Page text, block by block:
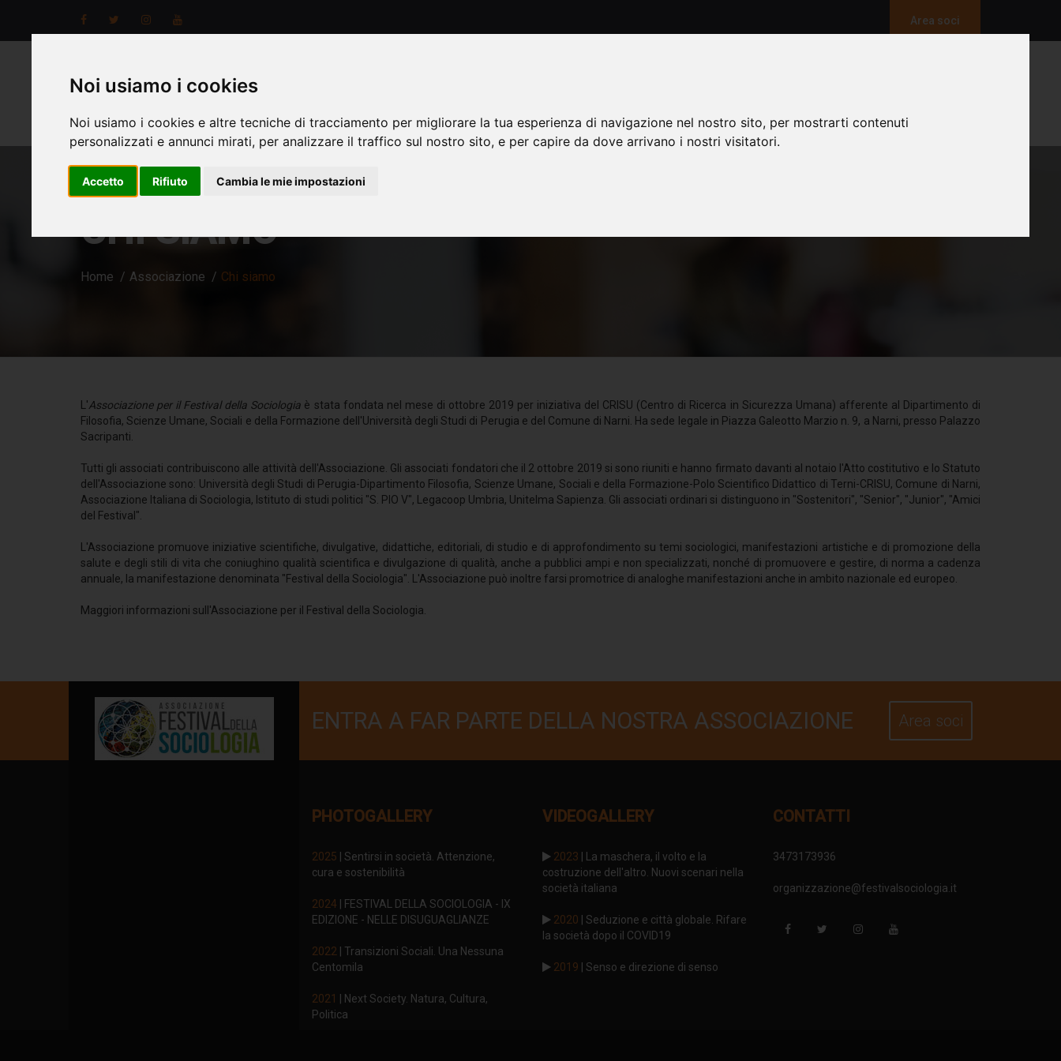
Noi usiamo i cookies
Noi usiamo i cookies e altre tecniche di tracciamento per migliorare la tua esperienza di navigazione nel nostro sito, per mostrarti contenuti
personalizzati e annunci mirati, per analizzare il traffico sul nostro sito, e per capire da dove arrivano i nostri visitatori.
Accetto Rifiuto Cambia le mie impostazioni
Area soci
CHI SIAMO
Home Associazione Chi siamo
L'Associazione per il Festival della Sociologia è stata fondata nel mese di ottobre 2019 per iniziativa del CRISU (Centro di Ricerca in Sicurezza Umana) afferente al Dipartimento di
Filosofia, Scienze Umane, Sociali e della Formazione dell'Università degli Studi di Perugia e del Comune di Narni. Ha sede legale in Piazza Galeotto Marzio n. 9, a Narni, presso Palazzo
Sacripanti.
Tutti gli associati contribuiscono alle attività dell'Associazione. Gli associati fondatori che il 2 ottobre 2019 si sono riuniti e hanno firmato davanti al notaio l'Atto costitutivo e lo Statuto
dell'Associazione sono: Università degli Studi di Perugia-Dipartimento Filosofia, Scienze Umane, Sociali e della Formazione-Polo Scientifico Didattico di Terni-CRISU, Comune di Narni,
Associazione Italiana di Sociologia, Istituto di studi politici "S. PIO V", Legacoop Umbria, Unitelma Sapienza. Gli associati ordinari si distinguono in "Sostenitori", "Senior", "Junior", "Amici
del Festival".
L'Associazione promuove iniziative scientifiche, divulgative, didattiche, editoriali, di studio e di approfondimento su temi sociologici, manifestazioni artistiche e di promozione della
salute e degli stili di vita che coniughino qualità scientifica e divulgazione di qualità, anche a pubblici ampi e non specializzati, nonché di promuovere e gestire, di norma a cadenza
annuale, la manifestazione denominata "Festival della Sociologia". L'Associazione può inoltre farsi promotrice di analoghe manifestazioni anche in ambito nazionale ed europeo.
Maggiori informazioni sull'Associazione per il Festival della Sociologia.
ENTRA A FAR PARTE DELLA NOSTRA ASSOCIAZIONE Area soci
PHOTOGALLERY
2025 | Sentirsi in società. Attenzione,
cura e sostenibilità
2024 | FESTIVAL DELLA SOCIOLOGIA - IX
EDIZIONE - NELLE DISUGUAGLIANZE
2022 | Transizioni Sociali. Una Nessuna
Centomila
2021
| Next Society. Natura, Cultura,
Politica
VIDEOGALLERY
2023 | La maschera, il volto e la
costruzione dell'altro. Nuovi scenari nella
società italiana
2020 | Seduzione e città globale. Rifare
la società dopo il COVID19
2019 | Senso e direzione di senso
CONTATTI
3473173936
organizzazione@festivalsociologia.it